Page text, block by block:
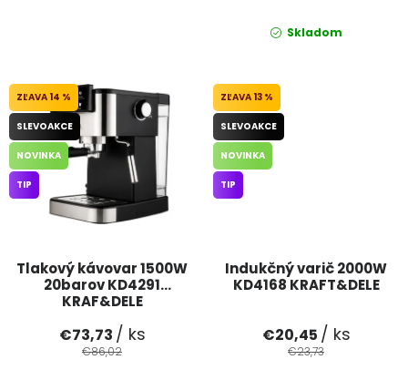
Skladom
Tlakový kávovar 1500W
20barov KD4291
KRAF&DELE
14 %
SLEVOAKCE
NOVINKA
TIP
€73,73 / ks
€86,02
Indukčný varič 2000W
KD4168 KRAFT&DELE
13 %
SLEVOAKCE
NOVINKA
TIP
€20,45 / ks
€23,73